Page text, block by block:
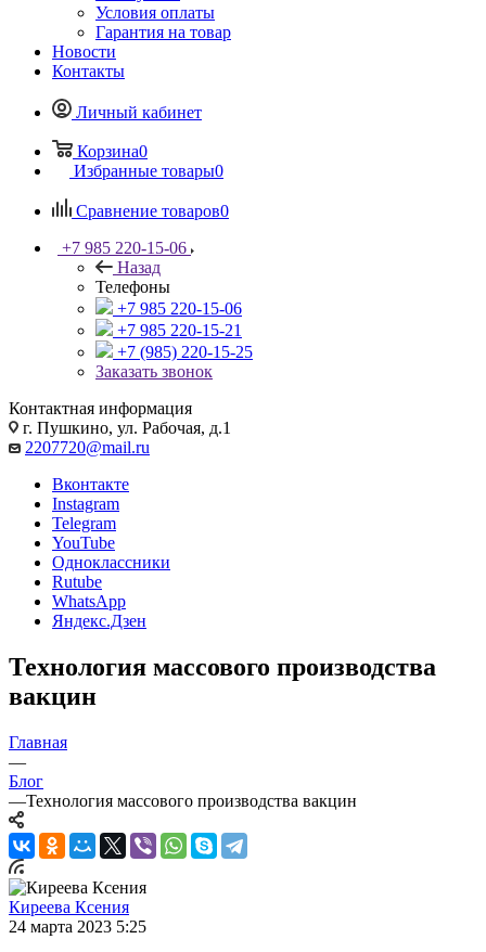
Условия оплаты
Гарантия на товар
Новости
Контакты
Личный кабинет
Корзина0
Избранные товары0
Сравнение товаров0
+7 985 220-15-06
Назад
Телефоны
+7 985 220-15-06
+7 985 220-15-21
+7 (985) 220-15-25
Заказать звонок
Контактная информация
г. Пушкино, ул. Рабочая, д.1
2207720@mail.ru
Вконтакте
Instagram
Telegram
YouTube
Одноклассники
Rutube
WhatsApp
Яндекс.Дзен
Технология массового производства
вакцин
Главная
—
Блог
—Технология массового производства вакцин
Киреева Ксения
24 марта 2023 5:25